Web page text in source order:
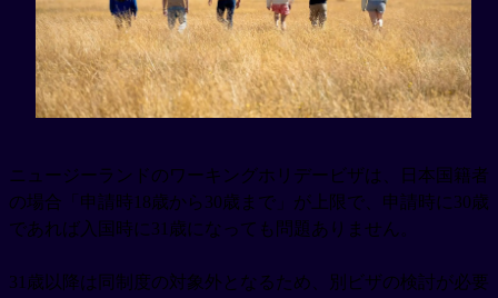
ニュージーランドのワーキングホリデービザは、日本国籍者
の場合「申請時18歳から30歳まで」が上限で、申請時に30歳
であれば入国時に31歳になっても問題ありません。
31歳以降は同制度の対象外となるため、別ビザの検討が必要